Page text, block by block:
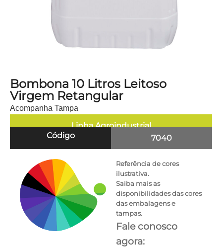
Bombona 10 Litros Leitoso
Virgem Retangular
Acompanha Tampa
Linha Agroindustrial
Código
7040
Referência de cores
ilustrativa.
Saiba mais as
disponibilidades das cores
das embalagens e
tampas.
Fale conosco
agora: